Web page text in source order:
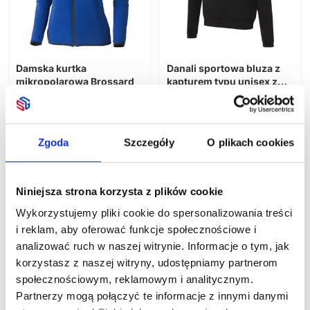
Zgoda Szczegóły O plikach cookies
Niniejsza strona korzysta z plików cookie
Wykorzystujemy pliki cookie do spersonalizowania treści
i reklam, aby oferować funkcje społecznościowe i
analizować ruch w naszej witrynie. Informacje o tym, jak
korzystasz z naszej witryny, udostępniamy partnerom
społecznościowym, reklamowym i analitycznym.
Partnerzy mogą połączyć te informacje z innymi danymi
Pozostałe
Pozostałe
Lunchbox
Akcesoria łazienkowe I kosmetyki
Wyposażenie wnętrz
Gry i zabawy
Do grillowania
Plażowe
Pozostałe
Dla dzieci
Pozostałe
Słodycze reklamowe i spożywcze
Książkowe
Ścienne
Zestawy upominkowe
Damska kurtka
mikropolarowa Brossard
Dostępne różne kolory
141,46zł netto
Danali sportowa bluza z
kapturem typu unisex z
dzianiny interlock 350
175,64zł netto